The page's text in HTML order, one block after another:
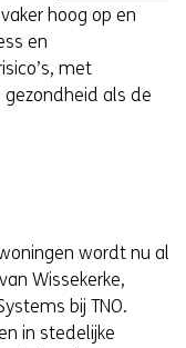
hoog op en
en
met
gezondheid als de
wordt nu al
Wissekerke,
bij TNO.
in stedelijke